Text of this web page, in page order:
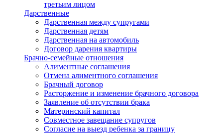
третьим лицом
Дарственные
Дарственная между супругами
Дарственная детям
Дарственная на автомобиль
Договор дарения квартиры
Брачно-семейные отношения
Алиментные соглашения
Отмена алиментного соглашения
Брачный договор
Расторжение и изменение брачного договора
Заявление об отсутствии брака
Материнский капитал
Совместное завещание супругов
Согласие на выезд ребенка за границу